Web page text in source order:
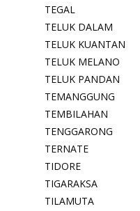
TEGAL
TELUK DALAM
TELUK KUANTAN
TELUK MELANO
TELUK PANDAN
TEMANGGUNG
TEMBILAHAN
TENGGARONG
TERNATE
TIDORE
TIGARAKSA
TILAMUTA